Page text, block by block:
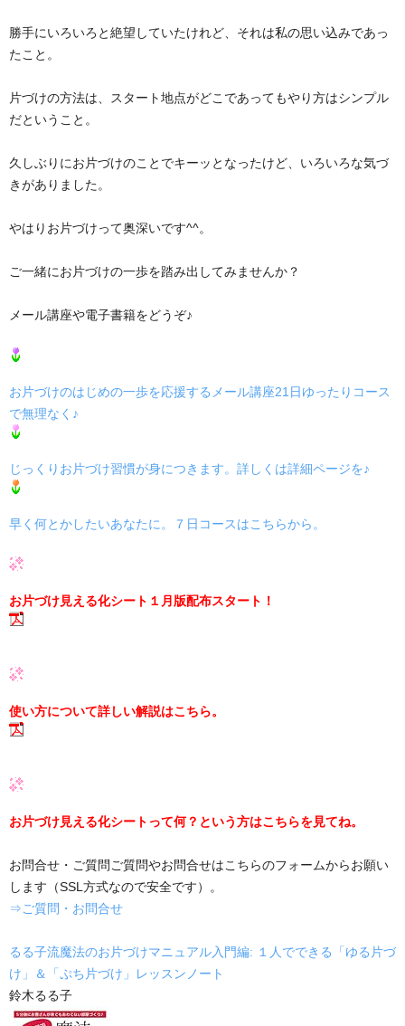
勝手にいろいろと絶望していたけれど、それは私の思い込みであっ
たこと。
片づけの方法は、スタート地点がどこであってもやり方はシンプル
だということ。
久しぶりにお片づけのことでキーッとなったけど、いろいろな気づ
きがありました。
やはりお片づけって奥深いです^^。
ご一緒にお片づけの一歩を踏み出してみませんか？
メール講座や電子書籍をどうぞ♪
お片づけのはじめの一歩を応援するメール講座21日ゆったりコース
で無理なく♪
じっくりお片づけ習慣が身につきます。詳しくは詳細ページを♪
早く何とかしたいあなたに。７日コースはこちらから。
お片づけ見える化シート１月版配布スタート！
使い方について詳しい解説はこちら。
お片づけ見える化シートって何？という方はこちらを見てね。
お問合せ・ご質問ご質問やお問合せはこちらのフォームからお願い
します（SSL方式なので安全です）。
⇒ご質問・お問合せ
るる子流魔法のお片づけマニュアル入門編: １人でできる「ゆる片づ
け」＆「ぷち片づけ」レッスンノート
鈴木るる子